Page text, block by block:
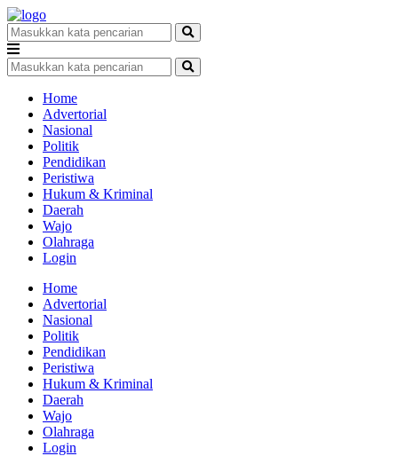
Home
Advertorial
Nasional
Politik
Pendidikan
Peristiwa
Hukum & Kriminal
Daerah
Wajo
Olahraga
Login
Home
Advertorial
Nasional
Politik
Pendidikan
Peristiwa
Hukum & Kriminal
Daerah
Wajo
Olahraga
Login